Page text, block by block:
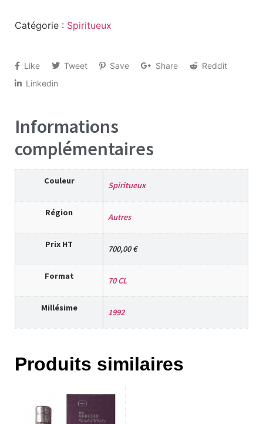
Catégorie : Spiritueux
Like Tweet Save Share
Reddit
Linkedin
Informations
complémentaires
Couleur Spiritueux
Région Autres
Prix HT 700,00 €
Format 70 CL
Millésime 1992
Produits similaires